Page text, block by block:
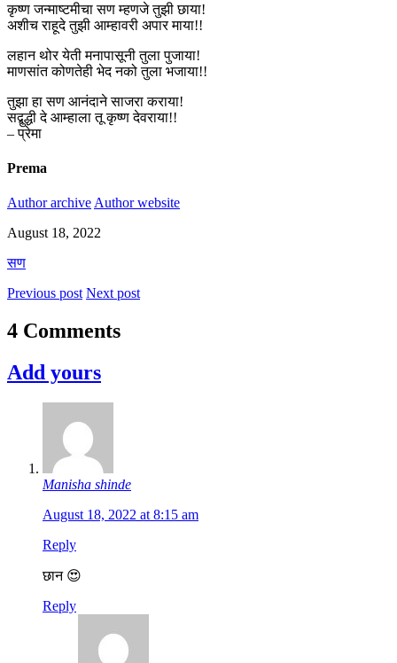
कृष्ण जन्माष्टमीचा सण म्हणजे तुझी छाया!
अशीच राहूदे तुझी आम्हावरी अपार माया!!
लहान थोर येती मनापासूनी तुला पुजाया!
माणसांत कोणतेही भेद नको तुला भजाया!!
तुझा हा सण आनंदाने साजरा कराया!
सद्बुद्धी दे आम्हाला तू कृष्ण देवराया!!
– प्रेमा
Prema
Author archiveAuthor website
August 18, 2022
सण
Previous post Next post
4 Comments
Add yours
Manisha shinde
August 18, 2022 at 8:15 am
Reply
छान 😍
Reply